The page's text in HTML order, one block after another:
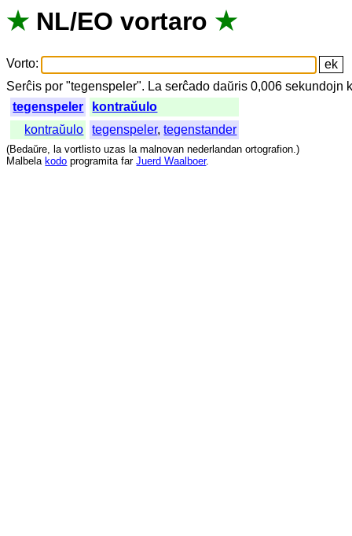
★ NL/EO vortaro ★
Vorto:
Serĉis por "tegenspeler". La serĉado daŭris 0,006sekundojn
tegenspeler
kontraŭulo
kontraŭulo
tegenspeler,tegenstander
(Bedaŭre, la vortlisto uzas la malnovan nederlandan ortografion.)
Malbela kodo programita far Juerd Waalboer.